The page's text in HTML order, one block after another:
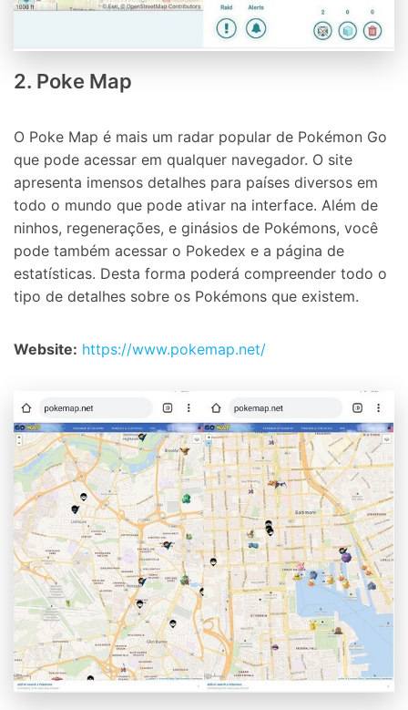
2. Poke Map
O Poke Map é mais um radar popular de Pokémon Go
que pode acessar em qualquer navegador. O site
apresenta imensos detalhes para países diversos em
todo o mundo que pode ativar na interface. Além de
ninhos, regenerações, e ginásios de Pokémons, você
pode também acessar o Pokedex e a página de
estatísticas. Desta forma poderá compreender todo o
tipo de detalhes sobre os Pokémons que existem.
Website: https://www.pokemap.net/